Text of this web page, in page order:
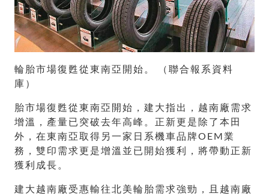
輪胎市場復甦從東南亞開始。 （聯合報系資料
庫）
胎市場復甦從東南亞開始，建大指出，越南廠需求
增溫，產量已突破去年高峰。正新更是除了本田
外，在東南亞取得另一家日系機車品牌OEM業
務，雙印需求更是增溫並已開始獲利，將帶動正新
獲利成長。
建大越南廠受惠輸往北美輪胎需求強勁，且越南廠